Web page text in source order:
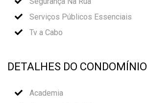
Serviços Públicos Essenciais
Tv a Cabo
DETALHES DO CONDOMÍNIO
Academia